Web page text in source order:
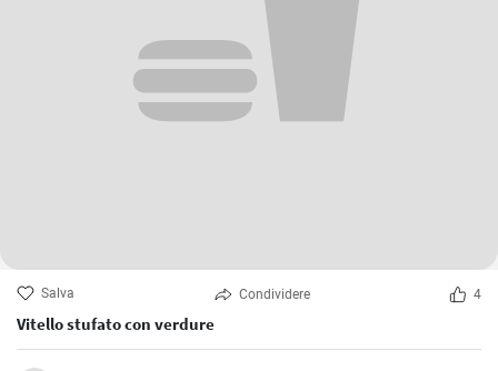
Salva Condividere 4
Vitello stufato con verdure